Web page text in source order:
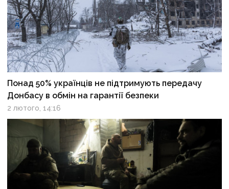
Понад 50% українців не підтримують передачу
Донбасу в обмін на гарантії безпеки
2 лютого, 14:16